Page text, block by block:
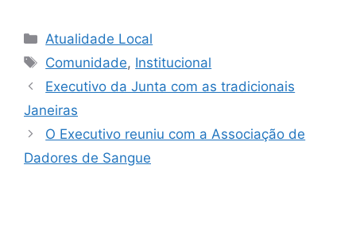
Atualidade Local
Comunidade, Institucional
Executivo da Junta com as tradicionais
Janeiras
O Executivo reuniu com a Associação de
Dadores de Sangue